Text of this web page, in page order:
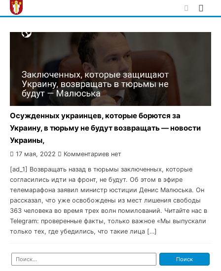
Skip
to
Осужденных украинцев, которые борются за
Украину, в тюрьму не будут возвращать — новости
Украины,
17 мая, 2022 Комментариев нет
[ad_1] Возвращать назад в тюрьмы заключенных, которые
согласились идти на фронт, не будут. Об этом в эфире
телемарафона заявил министр юстиции Денис Малюська. Он
рассказал, что уже освобождены из мест лишения свободы
363 человека во время трех волн помилований. Читайте нас в
Telegram: проверенные факты, только важное «Мы выпускали
только тех, где убедились, что такие лица […]
Найти: